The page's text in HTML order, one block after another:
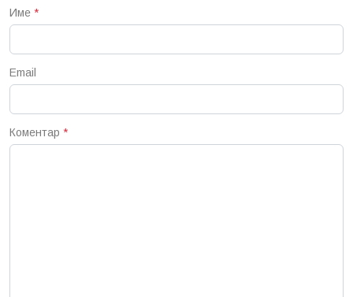
Име *
Email
Коментар *